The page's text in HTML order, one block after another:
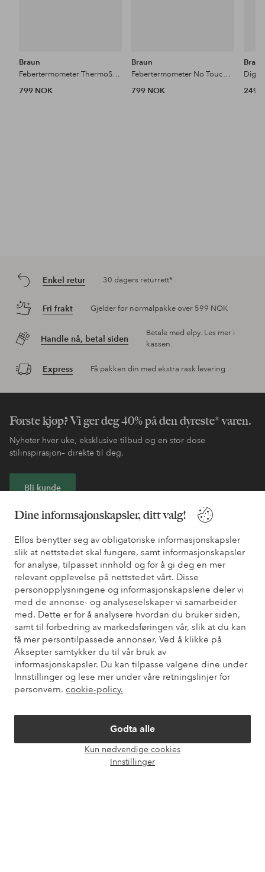
Dine informsajonskapsler, ditt valg!
Ellos benytter seg av obligatoriske informasjonskapsler
slik at nettstedet skal fungere, samt informasjonskapsler
for analyse, tilpasset innhold og for å gi deg en mer
relevant opplevelse på nettstedet vårt. Disse
personopplysningene og informasjonskapslene deler vi
med de annonse- og analyseselskaper vi samarbeider
med. Dette er for å analysere hvordan du bruker siden,
samt til forbedring av markedsføringen vår, slik at du kan
få mer persontilpassede annonser. Ved å klikke på
Aksepter samtykker du til vår bruk av
informasjonskapsler. Du kan tilpasse valgene dine under
Innstillinger og lese mer under våre retningslinjer for
personvern. cookie-policy.
Godta alle
Kun nødvendige cookies
Innstillinger
Braun
Febertermometer ThermoScan 7+ Age Precision IRT6525
799 NOK
Braun
Febertermometer No Touch BNT400EE
799 NOK
Braun
249
Enkel retur 30 dagers returrett*
Fri frakt Gjelder for normalpakke over 599 NOK
Handle nå, betal siden
Betale med elpy. Les mer i
kassen.
Express Få pakken din med ekstra rask levering
Første kjøp? Vi ger deg 40% på den dyreste* varen.
Nyheter hver uke, eksklusive tilbud og en stor dose
stilinspirasjon– direkte til deg.
Bli kunde
* Se tilbudsvilkår ved registrering
Trenger du hjelp?
Du finner svar på de vanligste spørsmålene i vår FAQ. Du finner
også informasjon om hvordan du kan kontakte oss.
Kundeservice Bestilling Betalingsmåte
Mine sider